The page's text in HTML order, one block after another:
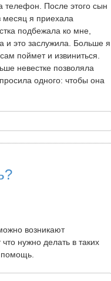
телефон. После этого сын
месяц я приехала
подбежала ко мне,
и это заслужила. Больше я
поймет и извиниться.
невестке позволяла
одного: чтобы она
возникают
нужно делать в таких